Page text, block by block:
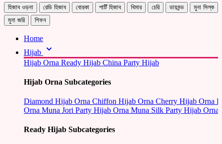
হিজাব ওড়না রেডি হিজাব বোরকা পার্টি হিজাব খিমার চেরি ডায়মন্ড
মুনা সিল্ক
মুনা জরি
শিফন
Home
Hijab
Hijab Orna Ready Hijab China Party Hijab
Hijab Orna Subcategories
Diamond Hijab Orna Chiffon Hijab Orna Cherry Hijab Orna
Orna Muna Jori Party Hijab Orna Muna Silk Party Hijab Orna
Ready Hijab Subcategories